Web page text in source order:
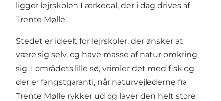
ligger lejrskolen Lærkedal, der i dag drives af
Trente Mølle.
Stedet er ideelt for lejrskoler, der ønsker at
være sig selv, og have masse af natur omkring
sig. I områdets lille sø, vrimler det med fisk og
der er fangstgaranti, når naturvejlederne fra
Trente Mølle rykker ud og laver den helt store